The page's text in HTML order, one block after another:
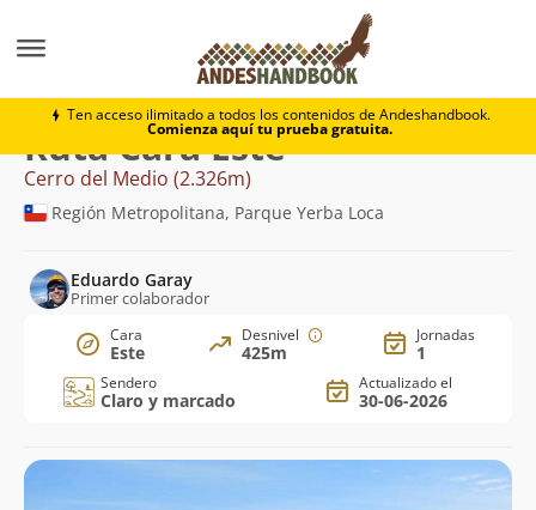
Ten acceso ilimitado a todos los contenidos de Andeshandbook.
Comienza aquí tu prueba gratuita.
Cerro del Medio Cara Este
Ruta Cara Este
Cerro del Medio (2.326m)
Región Metropolitana, Parque Yerba Loca
Eduardo Garay
Primer colaborador
Cara
Este
Desnivel
425m
Jornadas
1
Sendero
Claro y marcado
Actualizado el
30-06-2026